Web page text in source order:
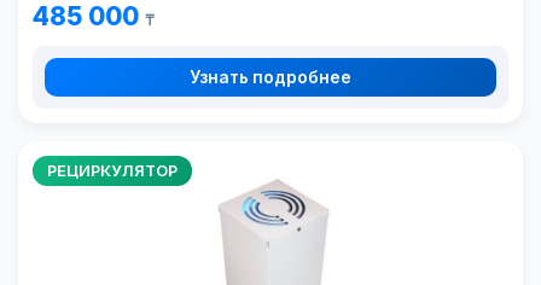
485 000 ₸
Узнать подробнее
РЕЦИРКУЛЯТОР